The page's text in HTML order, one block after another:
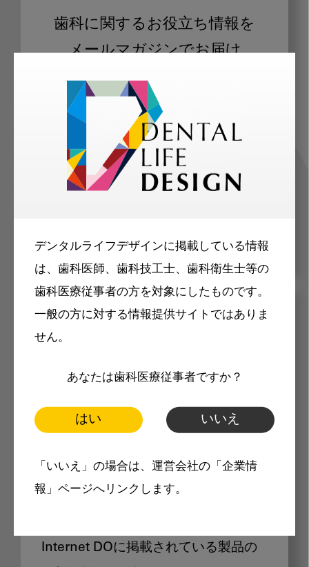
デンタルライフデザインに掲載している情報
は、歯科医師、歯科技工士、歯科衛生士等の
歯科医療従事者の方を対象にしたものです。
一般の方に対する情報提供サイトではありま
せん。
あなたは歯科医療従事者ですか？
はい いいえ
「いいえ」の場合は、運営会社の「企業情
報」ページへリンクします。
歯科に関するお役立ち情報を
メールマガジンでお届け
ご登録いただいた職種（歯科医師、歯
科衛生士、歯科技工士）に合わせた内
容のメールマガジンをお届けします。
メリット
製品価格も閲覧可能
Internet DOに掲載されている製品の